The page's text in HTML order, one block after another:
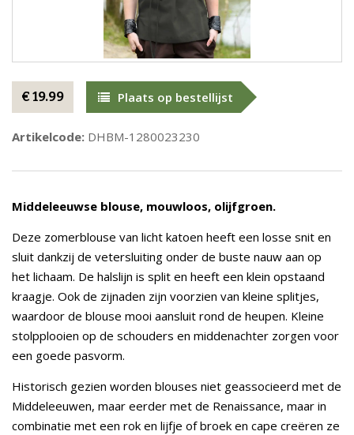
€ 19.99 Plaats op bestellijst
Artikelcode: DHBM-1280023230
Middeleeuwse blouse, mouwloos, olijfgroen.
Deze zomerblouse van licht katoen heeft een losse snit en
sluit dankzij de vetersluiting onder de buste nauw aan op
het lichaam. De halslijn is split en heeft een klein opstaand
kraagje. Ook de zijnaden zijn voorzien van kleine splitjes,
waardoor de blouse mooi aansluit rond de heupen. Kleine
stolpplooien op de schouders en middenachter zorgen voor
een goede pasvorm.
Historisch gezien worden blouses niet geassocieerd met de
Middeleeuwen, maar eerder met de Renaissance, maar in
combinatie met een rok en lijfje of broek en cape creëren ze